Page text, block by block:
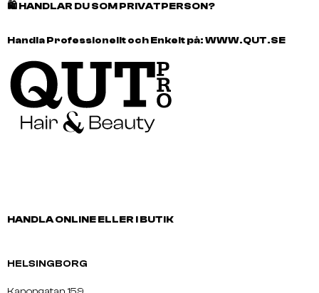
🛍️HANDLAR DU SOM PRIVATPERSON?
Handla Professionellt och Enkelt på:WWW.QUT.SE
HANDLA ONLINE ELLER I BUTIK
HELSINGBORG